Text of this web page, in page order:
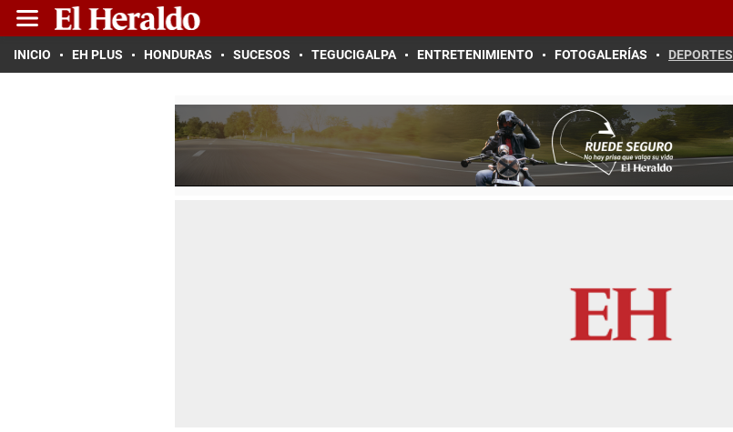
INICIO EH PLUS HONDURAS SUCESOS TEGUCIGALPA ENTRETENIMIENTO FOTOGALERÍAS DEPORTES